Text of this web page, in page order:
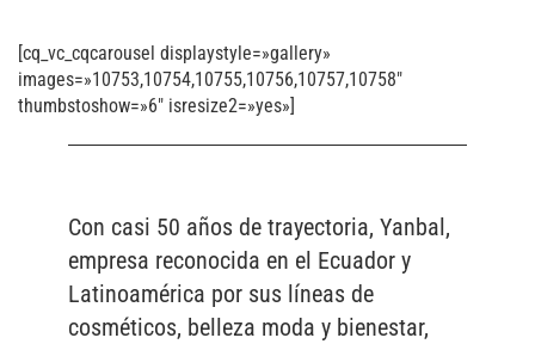
[cq_vc_cqcarousel displaystyle=»gallery»
images=»10753,10754,10755,10756,10757,10758″
thumbstoshow=»6″ isresize2=»yes»]
Con casi 50 años de trayectoria, Yanbal,
empresa reconocida en el Ecuador y
Latinoamérica por sus líneas de
cosméticos, belleza moda y bienestar,